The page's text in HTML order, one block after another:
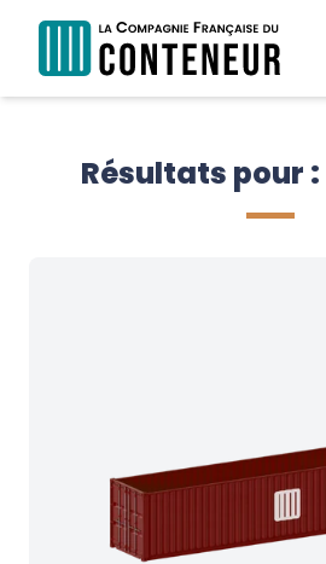
Résultats pour :